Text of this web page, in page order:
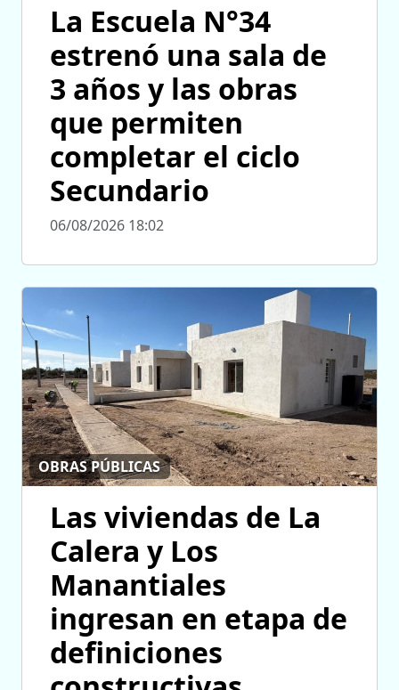
La Escuela N°34
estrenó una sala de
3 años y las obras
que permiten
completar el ciclo
Secundario
06/08/2026 18:02
OBRAS PÚBLICAS
Las viviendas de La
Calera y Los
Manantiales
ingresan en etapa de
definiciones